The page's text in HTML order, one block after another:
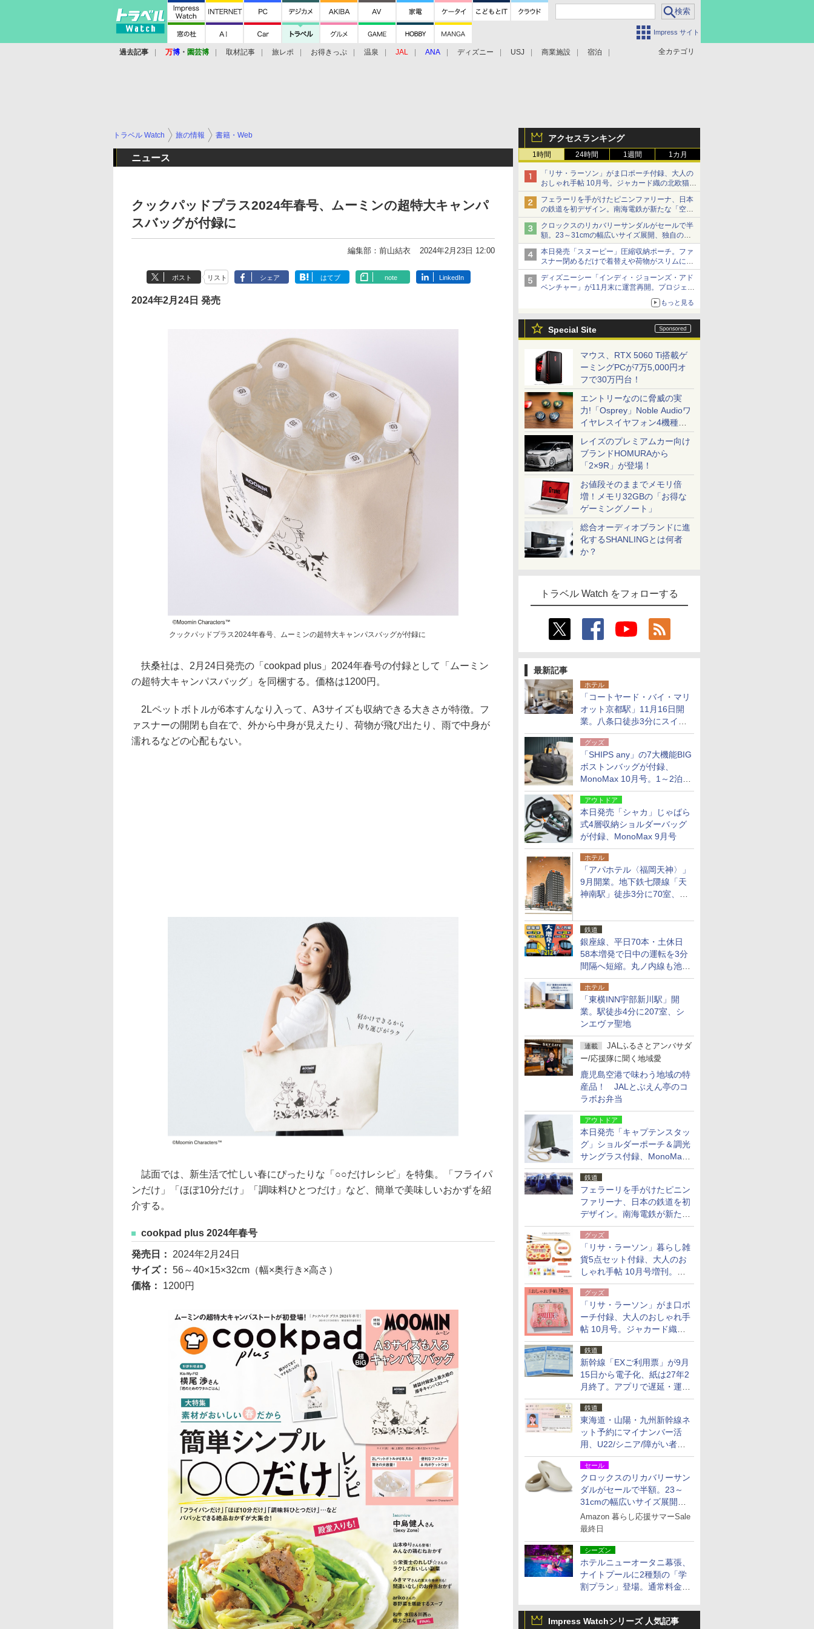
Impress サイト
全カテゴリ
過去記事 万博 ・ 園芸博 取材記事 旅レポ お得きっぷ 温泉 JAL ANA ディズニー USJ 商業施設 宿泊
アクセスランキング
1時間 24時間 1週間 1カ月
「リサ・ラーソン」がま口ポーチ付録、大人の
おしゃれ手帖 10月号。ジャカード織の北欧猫デ
ザイン
フェラーリを手がけたピニンファリーナ、日本
の鉄道を初デザイン。南海電鉄が新たな「空港
特急」をなにわ筋線へ導入
クロックスのリカバリーサンダルがセールで半
額。23～31cmの幅広いサイズ展開、独自のク
ッション素材を採用
本日発売「スヌーピー」圧縮収納ポーチ。ファ
スナー閉めるだけで着替えや荷物がスリムにま
とまる
ディズニーシー「インディ・ジョーンズ・アド
ベンチャー」が11月末に運営再開。プロジェク
ションマッピングを追加、DPAは1500円
もっと見る
Special Site
マウス、RTX 5060 Ti搭載ゲ
ーミングPCが7万5,000円オ
フで30万円台！
エントリーなのに脅威の実
力!「Osprey」Noble Audioワ
イヤレスイヤフォン4機種を
一気に聴く
レイズのプレミアムカー向け
ブランドHOMURAから
「2×9R」が登場！
お値段そのままでメモリ倍
増！メモリ32GBの「お得な
ゲーミングノート」
総合オーディオブランドに進
化するSHANLINGとは何者
か？
トラベル Watch をフォローする
最新記事
ホテル
「コートヤード・バイ・マリ
オット京都駅」11月16日開
業。八条口徒歩3分にスイー
ト含む全270室、ダイニング
も併設
グッズ
「SHIPS any」の7大機能BIG
ボストンバッグが付録、
MonoMax 10月号。1～2泊の
荷物、キャリーオンも可能
アウトドア
本日発売「シャカ」じゃばら
式4層収納ショルダーバッグ
が付録、MonoMax 9月号
ホテル
「アパホテル〈福岡天神〉」
9月開業。地下鉄七隈線「天
神南駅」徒歩3分に70室、エ
鉄道
銀座線、平日70本・土休日
58本増発で日中の運転を3分
間隔へ短縮。丸ノ内線も池袋
～中野坂上を4分間隔に
ホテル
「東横INN宇部新川駅」開
業。駅徒歩4分に207室、シ
ンエヴァ聖地
連載
JALふるさとアンバサダ
ー/応援隊に聞く地域愛
鹿児島空港で味わう地域の特
産品！ JALとぶえん亭のコ
ラボお弁当
アウトドア
本日発売「キャプテンスタッ
グ」ショルダーポーチ＆調光
サングラス付録、MonoMax
9月号増刊
鉄道
フェラーリを手がけたピニン
ファリーナ、日本の鉄道を初
デザイン。南海電鉄が新たな
「空港特急」をなにわ筋線へ
導入
グッズ
「リサ・ラーソン」暮らし雑
貨5点セット付録、大人のお
しゃれ手帖 10月号増刊。
USBケーブルや缶ケースなど
グッズ
「リサ・ラーソン」がま口ポ
ーチ付録、大人のおしゃれ手
帖 10月号。ジャカード織の
北欧猫デザイン
鉄道
新幹線「EXご利用票」が9月
15日から電子化、紙は27年2
月終了。アプリで遅延・運休
も確認可能に
鉄道
東海道・山陽・九州新幹線ネ
ット予約にマイナンバー活
用、U22/シニア/障がい者割
を9月15日から発売
セール
クロックスのリカバリーサン
ダルがセールで半額。23～
31cmの幅広いサイズ展開、
独自のクッション素材を採用
Amazon 暮らし応援サマーSale
最終日
シーズン
ホテルニューオータニ幕張、
ナイトプールに2種類の「学
割プラン」登場。通常料金の
Impress Watchシリーズ 人気記事
トラベル Watch 旅の情報 書籍・Web
ニュース
クックパッドプラス2024年春号、ムーミンの超特大キャンパ
スバッグが付録に
編集部：前山結衣 2024年2月23日 12:00
ポスト リスト シェア はてブ note LinkedIn
2024年2月24日 発売
クックパッドプラス2024年春号、ムーミンの超特大キャンパスバッグが付録に
扶桑社は、2月24日発売の「cookpad plus」2024年春号の付録として「ムーミン
の超特大キャンパスバッグ」を同梱する。価格は1200円。
2Lペットボトルが6本すんなり入って、A3サイズも収納できる大きさが特徴。フ
ァスナーの開閉も自在で、外から中身が見えたり、荷物が飛び出たり、雨で中身が
濡れるなどの心配もない。
誌面では、新生活で忙しい春にぴったりな「○○だけレシピ」を特集。「フライパ
ンだけ」「ほぼ10分だけ」「調味料ひとつだけ」など、簡単で美味しいおかずを紹
介する。
cookpad plus 2024年春号
発売日： 2024年2月24日
サイズ： 56～40×15×32cm（幅×奥行き×高さ）
価格： 1200円